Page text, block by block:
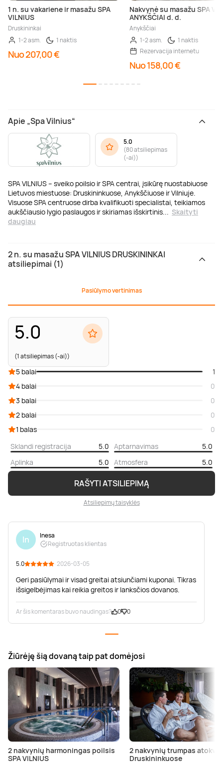
1 n. su vakariene ir masažu SPA
VILNIUS
Druskininkai
1-2 asm.
1 naktis
Nuo 207,00 €
Nakvynė su masažu SPA
ANYKŠČIAI d. d.
Anykščiai
1-2 asm.
1 naktis
Rezervacija internetu
Nuo 158,00 €
Apie „Spa Vilnius“
SPA VILNIUS – sveiko poilsio ir SPA centrai, įsikūrę nuostabiuose
Lietuvos miestuose: Druskininkuose, Anykščiuose ir Vilniuje.
Visuose SPA centruose dirba kvalifikuoti specialistai, teikiamos
aukščiausio lygio paslaugos ir skiriamas išskirtinis
Skaityti
daugiau
5.0
(80 atsiliepimas
(-ai))
2 n. su masažu SPA VILNIUS DRUSKININKAI
atsiliepimai (1)
Pasiūlymo vertinimas
5.0
(1 atsiliepimas (-ai))
RAŠYTI ATSILIEPIMĄ
Atsiliepimų taisyklės
5 balai
1
4 balai
0
3 balai
0
2 balai
0
1 balas
0
Sklandi registracija
5.0 Aptarnavimas
5.0
Aplinka
5.0 Atmosfera 5.0
In
Inesa
Registruotas klientas
5.0 · 2026-03-05
Geri pasiūlymai ir visad greitai atsiunčiami kuponai. Tikras
išsigelbėjimas kai reikia greitos ir lanksčios dovanos.
Ar šis komentaras buvo naudingas? 0 0
Žiūrėję šią dovaną taip pat domėjosi
2 nakvynių harmoningas poilsis
SPA VILNIUS
2 nakvynių trumpas
Druskininkuose